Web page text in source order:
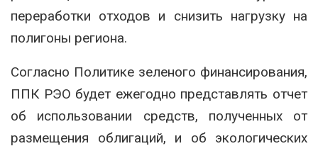
переработки отходов и снизить нагрузку на
полигоны региона.
Согласно Политике зеленого финансирования,
ППК РЭО будет ежегодно представлять отчет
об использовании средств, полученных от
размещения облигаций, и об экологических